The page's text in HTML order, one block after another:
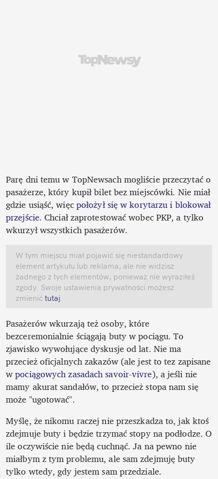
Parę dni temu w TopNewsach mogliście przeczytać o
pasażerze, który kupił bilet bez miejscówki. Nie miał
gdzie usiąść, więc położył się w korytarzu i blokował
przejście. Chciał zaprotestować wobec PKP, a tylko
wkurzył wszystkich pasażerów.
W tym miejscu miał pojawić się niestandardowy
element artykułu lub reklama, ale nie widzisz
żadnego z tych elementów, ponieważ nie wyraziłeś
zgody. Swoje ustawienia prywatności możesz
zmienić tutaj.
Pasażerów wkurzają też osoby, które
bezceremonialnie ściągają buty w pociągu. To
zjawisko wywołujące dyskusje od lat. Nie ma
przecież oficjalnych zakazów (ale jest to tez zapisane
w pociągowych zasadach savoir-vivre), a jeśli nie
mamy akurat sandałów, to przecież stopa nam się
może "ugotować".
Myślę, że nikomu raczej nie przeszkadza to, jak ktoś
zdejmuje buty i będzie trzymać stopy na podłodze. O
ile oczywiście nie będą cuchnąć. Ja na pewno nie
miałbym z tym problemu, ale sam zdejmuję buty
tylko wtedy, gdy jestem sam przedziale.